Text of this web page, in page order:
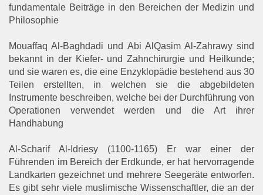
fundamentale Beiträge in den Bereichen der Medizin und
Philosophie
Mouaffaq Al-Baghdadi und Abi AlQasim Al-Zahrawy sind
bekannt in der Kiefer- und Zahnchirurgie und Heilkunde;
und sie waren es, die eine Enzyklopädie bestehend aus 30
Teilen erstellten, in welchen sie die abgebildeten
Instrumente beschreiben, welche bei der Durchführung von
Operationen verwendet werden und die Art ihrer
Handhabung
Al-Scharif Al-Idriesy (1100-1165) Er war einer der
Führenden im Bereich der Erdkunde, er hat hervorragende
Landkarten gezeichnet und mehrere Seegeräte entworfen.
Es gibt sehr viele muslimische Wissenschaftler, die an der